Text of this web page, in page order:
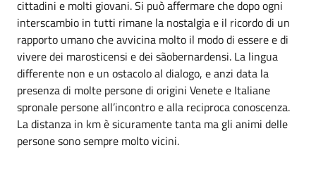
cittadini e molti giovani. Si può affermare che dopo ogni
interscambio in tutti rimane la nostalgia e il ricordo di un
rapporto umano che avvicina molto il modo di essere e di
vivere dei marosticensi e dei sãobernardensi. La lingua
differente non e un ostacolo al dialogo, e anzi data la
presenza di molte persone di origini Venete e Italiane
spronale persone all’incontro e alla reciproca conoscenza.
La distanza in km è sicuramente tanta ma gli animi delle
persone sono sempre molto vicini.